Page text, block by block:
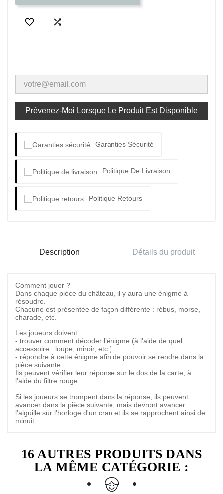
 
Prévenez-Moi Lorsque Le Produit Est Disponible
Garanties Sécurité
Politique De Livraison
Politique Retours
Description Détails du produit
Comment jouer ?
Dans chaque pièce du château, il y aura une énigme à
résoudre.
Chacune est présentée de façon différente : rébus, morse,
charade, etc.
Les joueurs doivent :
- trouver comment décoder l’énigme (à l’aide de quel
accessoire : loupe, miroir, etc.)
- répondre à cette énigme afin de pouvoir se rendre dans la
pièce suivante.
Ils peuvent vérifier leur réponse sur le dos de la carte, à
l'aide du filtre rouge.
Si les joueurs se trompent dans la réponse, ils peuvent
avancer dans la pièce suivante, mais devront avancer
l'aiguille sur l'horloge d'un cran et ils se rapprochent ainsi de
minuit.
16 AUTRES PRODUITS DANS
LA MÊME CATÉGORIE :